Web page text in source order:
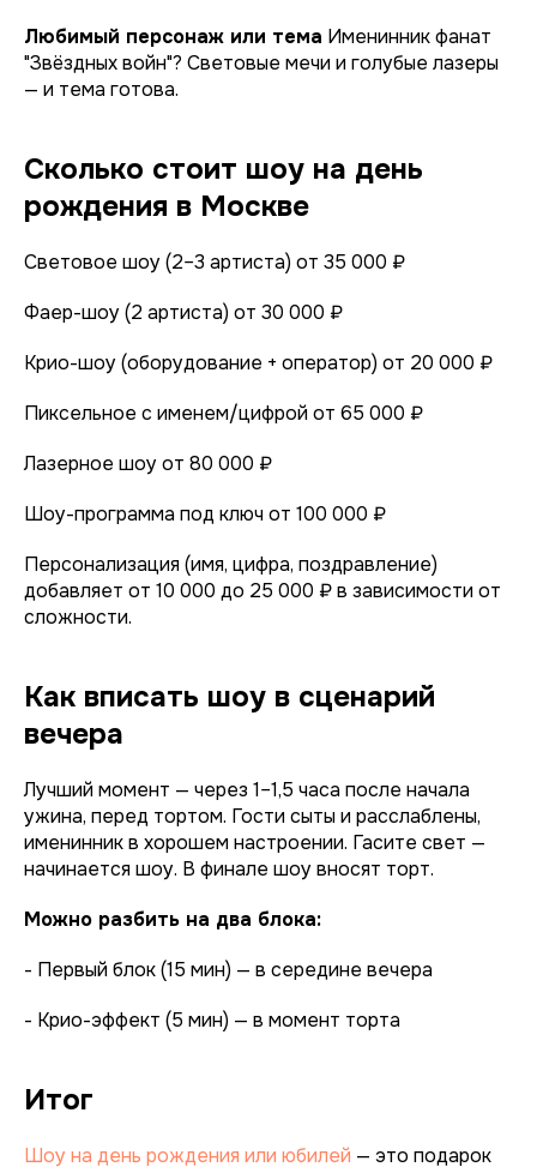
Любимый персонаж или тема Именинник фанат
"Звёздных войн"? Световые мечи и голубые лазеры
— и тема готова.
Сколько стоит шоу на день
рождения в Москве
Световое шоу (2–3 артиста) от 35 000 ₽
Фаер-шоу (2 артиста) от 30 000 ₽
Крио-шоу (оборудование + оператор) от 20 000 ₽
Пиксельное с именем/цифрой от 65 000 ₽
Лазерное шоу от 80 000 ₽
Шоу-программа под ключ от 100 000 ₽
Персонализация (имя, цифра, поздравление)
добавляет от 10 000 до 25 000 ₽ в зависимости от
сложности.
Как вписать шоу в сценарий
вечера
Лучший момент — через 1–1,5 часа после начала
ужина, перед тортом. Гости сыты и расслаблены,
именинник в хорошем настроении. Гасите свет —
начинается шоу. В финале шоу вносят торт.
Можно разбить на два блока:
- Первый блок (15 мин) — в середине вечера
- Крио-эффект (5 мин) — в момент торта
Итог
Шоу на день рождения или юбилей — это подарок